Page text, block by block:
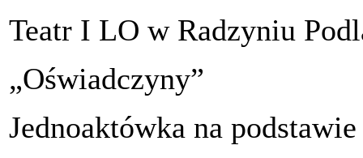
Teatr I LO w Radzyniu
„Oświadczyny”
Jednoaktówka na